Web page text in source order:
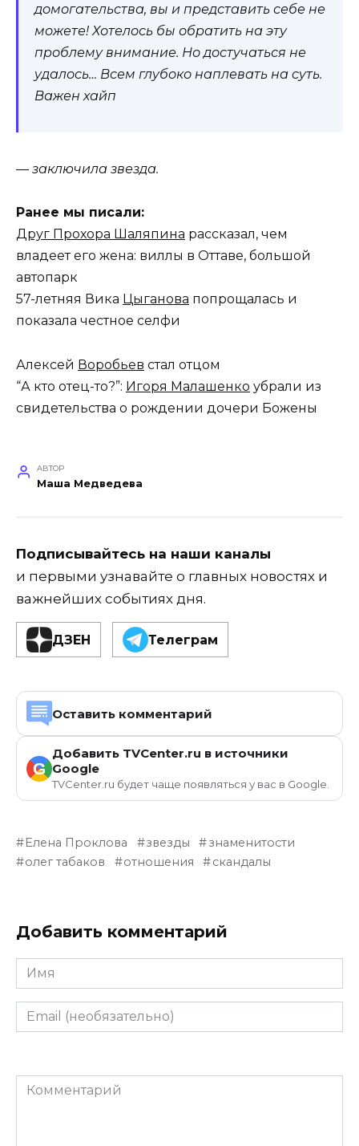
домогательства, вы и представить себе не
можете! Хотелось бы обратить на эту
проблему внимание. Но достучаться не
удалось… Всем глубоко наплевать на суть.
Важен хайп
— заключила звезда.
Ранее мы писали:
Друг Прохора Шаляпина рассказал, чем
владеет его жена: виллы в Оттаве, большой
автопарк
57-летняя Вика Цыганова попрощалась и
показала честное селфи
Алексей Воробьев стал отцом
“А кто отец-то?”: Игоря Малашенко убрали из
свидетельства о рождении дочери Божены
АВТОР
Маша Медведева
Подписывайтесь на наши каналы
и первыми узнавайте о главных новостях и
важнейших событиях дня.
ДЗЕН Телеграм
Оставить комментарий
G
Добавить TVCenter.ru в источники
Google
TVCenter.ru будет чаще появляться у вас в Google.
Елена Проклова звезды
знаменитости
олег табаков
отношения скандалы
Добавить комментарий
Имя
Email
(необязательно)
Комментарий